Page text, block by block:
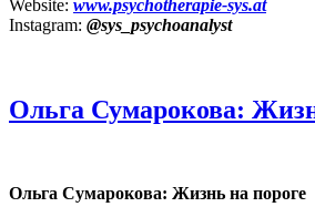
Website: www.psychotherapie-sys.at
Instagram: @sys_psychoanalyst
Ольга Сумарокова:
Ольга Сумарокова: Жизнь на пороге